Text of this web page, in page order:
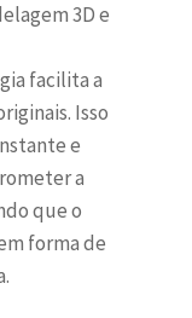
3D e
facilita a
Isso
e
a
que o
forma de